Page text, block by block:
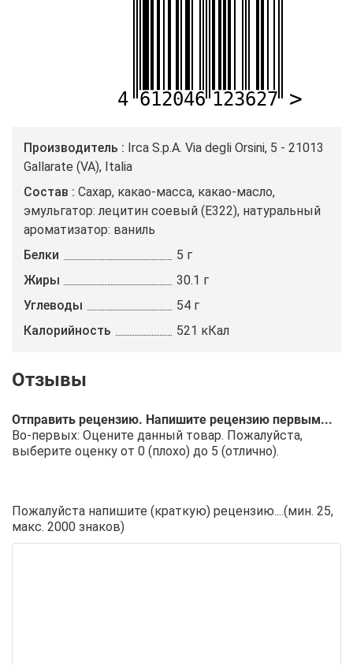
Производитель
Irca S.p.A. Via degli Orsini, 5 - 21013
Gallarate (VA), Italia
Состав
Cахар, какао-масса, какао-масло,
эмульгатор: лецитин соевый (Е322), натуральный
ароматизатор: ваниль
Белки
5 г
Жиры
30.1 г
Углеводы
54 г
Калорийность
521 кКал
Отправить рецензию. Напишите рецензию первым...
Во-первых: Оцените данный товар. Пожалуйста,
выберите оценку от 0 (плохо) до 5 (отлично).
Пожалуйста напишите (краткую) рецензию....(мин. 25,
макс. 2000 знаков)